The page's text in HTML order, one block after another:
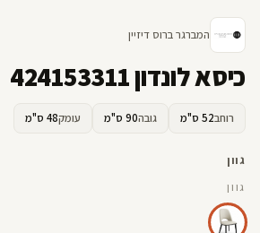
המברגר ברוס דיזיין
כיסא לונדון 424153311
רוחב52 ס"מ גובה90 ס"מ עומק48 ס"מ
גוון
גוון